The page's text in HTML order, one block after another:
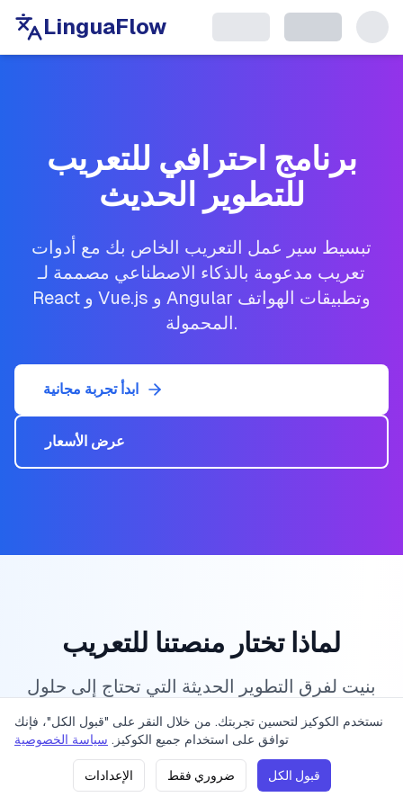
LinguaFlow
برنامج احترافي للتعريب
للتطوير الحديث
تبسيط سير عمل التعريب الخاص بك مع أدوات
تعريب مدعومة بالذكاء الاصطناعي مصممة لـ
React و Vue.js و Angular وتطبيقات الهواتف
المحمولة.
ابدأ تجربة مجانية
عرض الأسعار
لماذا تختار منصتنا للتعريب
بنيت لفرق التطوير الحديثة التي تحتاج إلى حلول
التسعيرسياسة الخصوصيةشروط الخدمةاتصل بنا
2023 LinguaFlow. جميع الحقوق محفوظة. الإصدار: v0.1.17 21. 06. 2026 21:58
نستخدم الكوكيز لتحسين تجربتك. من خلال النقر على "قبول الكل"، فإنك
توافق على استخدام جميع الكوكيز. سياسة الخصوصية
الإعدادات ضروري فقط قبول الكل